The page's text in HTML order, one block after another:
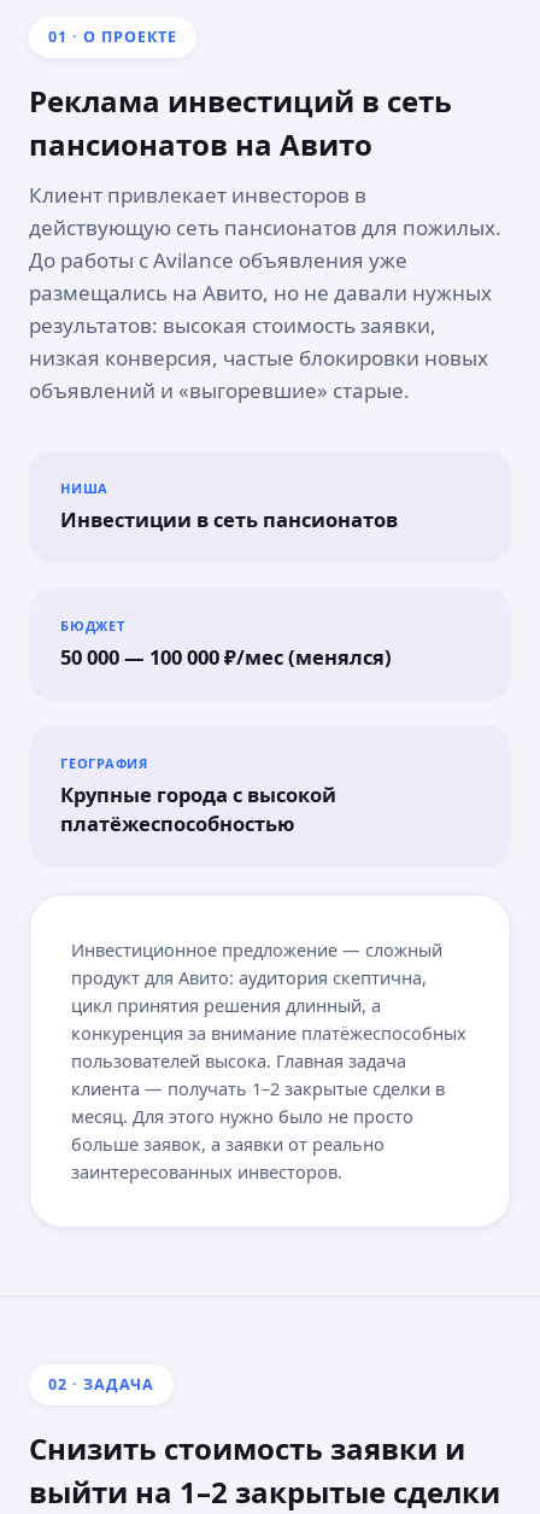
01 · О ПРОЕКТЕ
Реклама инвестиций в сеть
пансионатов на Авито
Клиент привлекает инвесторов в
действующую сеть пансионатов для пожилых.
До работы с Avilance объявления уже
размещались на Авито, но не давали нужных
результатов: высокая стоимость заявки,
низкая конверсия, частые блокировки новых
объявлений и «выгоревшие» старые.
НИША
Инвестиции в сеть пансионатов
БЮДЖЕТ
50 000 — 100 000 ₽/мес (менялся)
ГЕОГРАФИЯ
Крупные города с высокой
платёжеспособностью
Инвестиционное предложение — сложный
продукт для Авито: аудитория скептична,
цикл принятия решения длинный, а
конкуренция за внимание платёжеспособных
пользователей высока. Главная задача
клиента — получать 1–2 закрытые сделки в
месяц. Для этого нужно было не просто
больше заявок, а заявки от реально
заинтересованных инвесторов.
02 · ЗАДАЧА
Снизить стоимость заявки и
выйти на 1–2 закрытые сделки